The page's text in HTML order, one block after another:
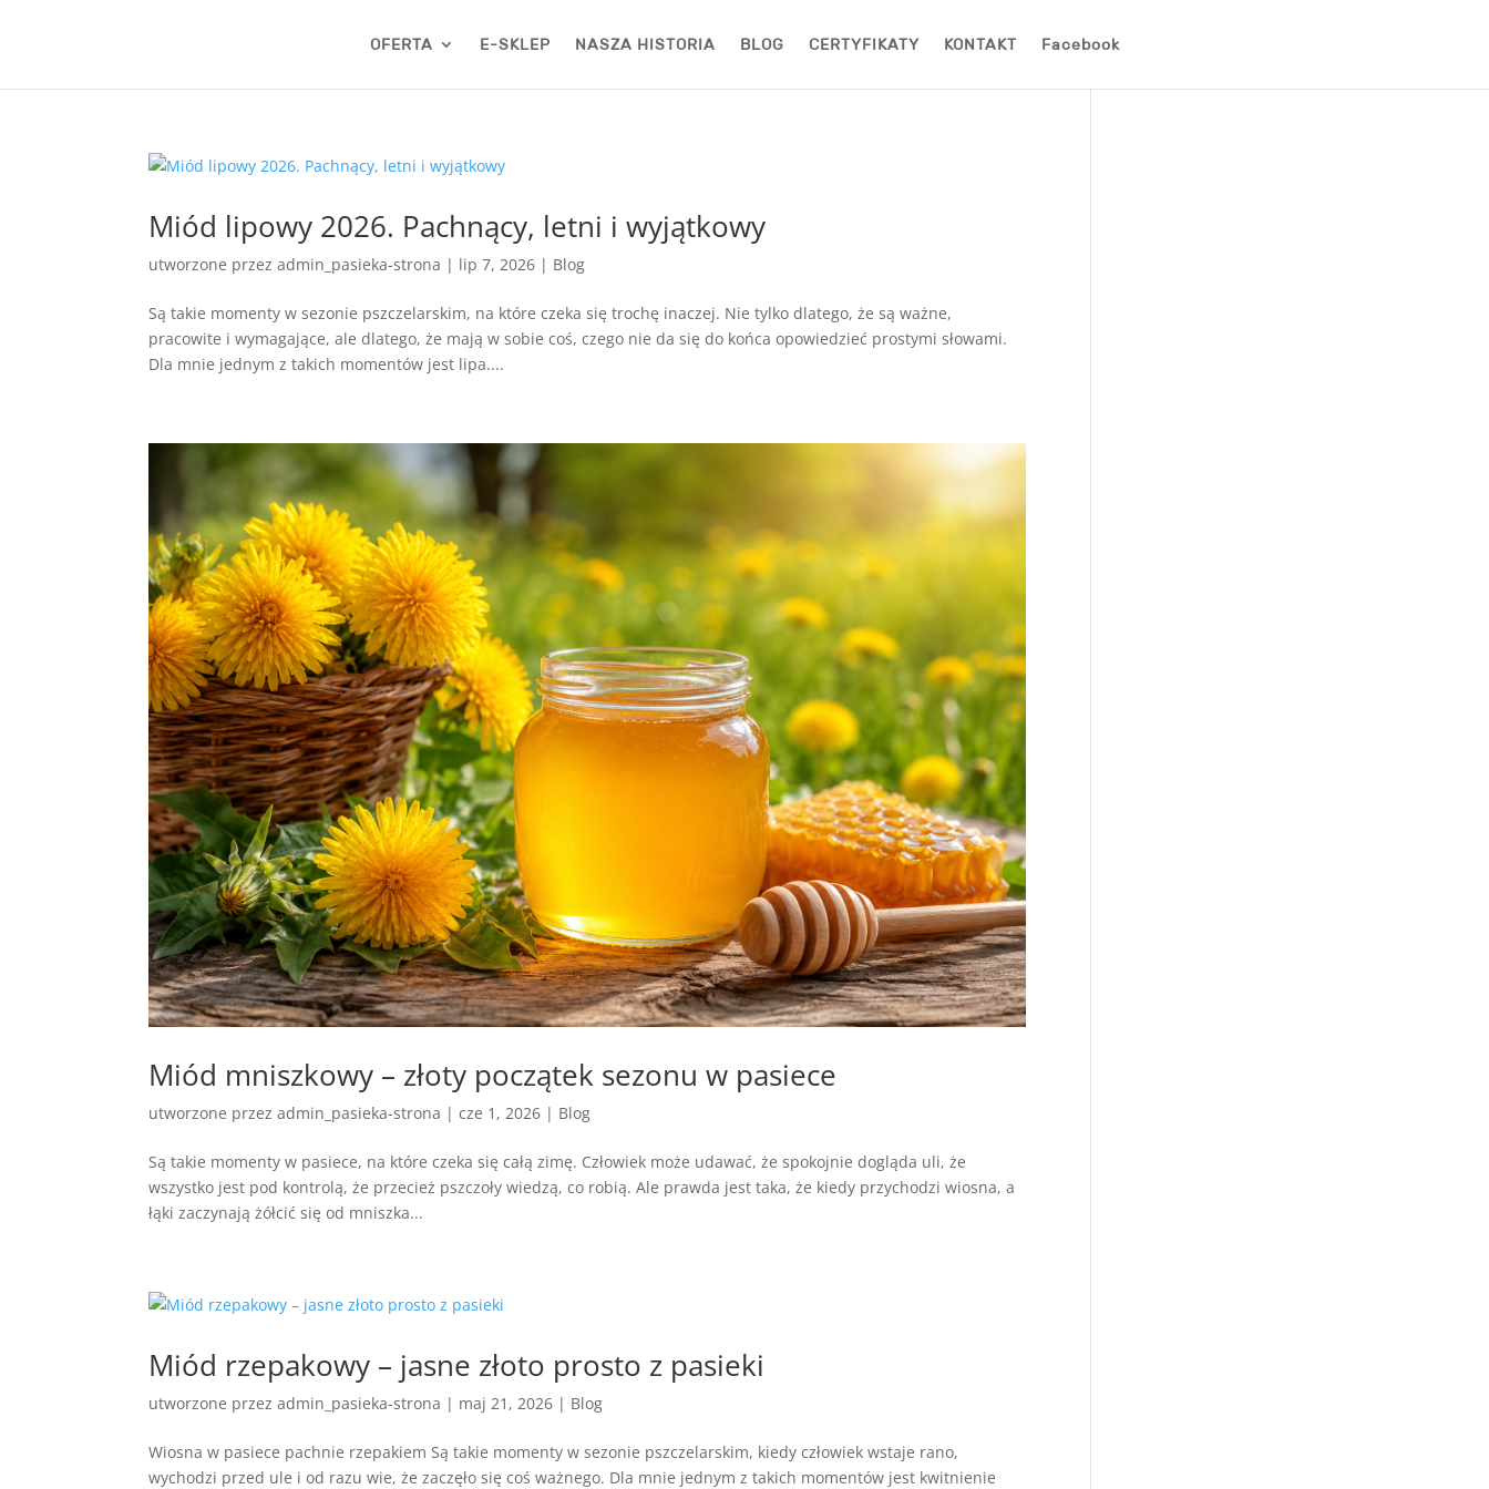
OFERTA E-SKLEP NASZA HISTORIA BLOG CERTYFIKATY KONTAKT Facebook
Miód lipowy 2026. Pachnący, letni i wyjątkowy
utworzone przezadmin_pasieka-strona | lip 7, 2026 | Blog
Są takie momenty w sezonie pszczelarskim, na które czeka się trochę inaczej. Nie tylko dlatego, że są ważne,
pracowite i wymagające, ale dlatego, że mają w sobie coś, czego nie da się do końca opowiedzieć prostymi słowami.
Dla mnie jednym z takich momentów jest lipa....
Miód mniszkowy – złoty początek sezonu w pasiece
utworzone przezadmin_pasieka-strona |cze 1, 2026 | Blog
Są takie momenty w pasiece, na które czeka się całą zimę. Człowiek może udawać, że spokojnie dogląda uli, że
wszystko jest pod kontrolą, że przecież pszczoły wiedzą, co robią. Ale prawda jest taka, że kiedy przychodzi wiosna, a
łąki zaczynają żółcić się od mniszka...
Miód rzepakowy – jasne złoto prosto z pasieki
utworzone przezadmin_pasieka-strona | maj 21, 2026 | Blog
Wiosna w pasiece pachnie rzepakiem Są takie momenty w sezonie pszczelarskim, kiedy człowiek wstaje rano,
wychodzi przed ule i od razu wie, że zaczęło się coś ważnego. Dla mnie jednym z takich momentów jest kwitnienie